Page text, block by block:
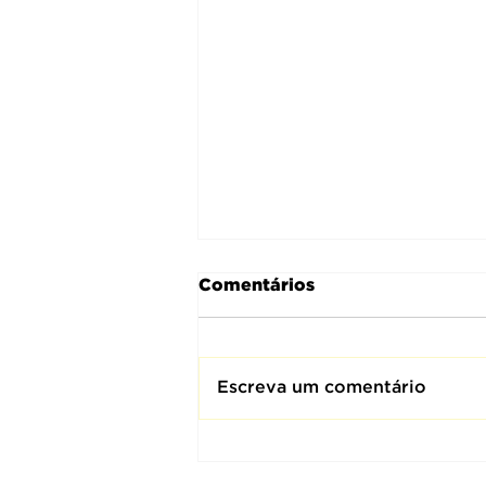
Comentários
Escreva um comentário